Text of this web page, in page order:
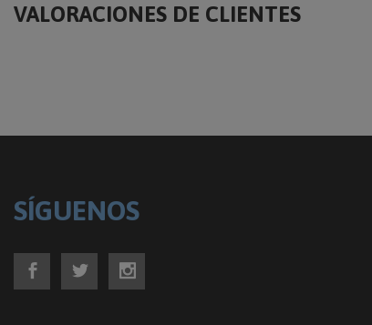
VALORACIONES DE CLIENTES
SÍGUENOS